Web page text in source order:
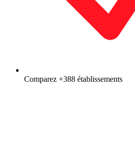
Comparez +388 établissements